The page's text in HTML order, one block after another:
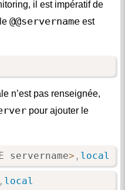
il est impératif de
@@servername est
n’est pas renseignée,
pour ajouter le
servername> , local
, local